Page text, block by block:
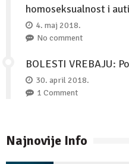
homoseksualnost i
4. maj 2018.
No comment
BOLESTI VREBAJU:
30. april 2018.
1 Comment
Najnovije Info